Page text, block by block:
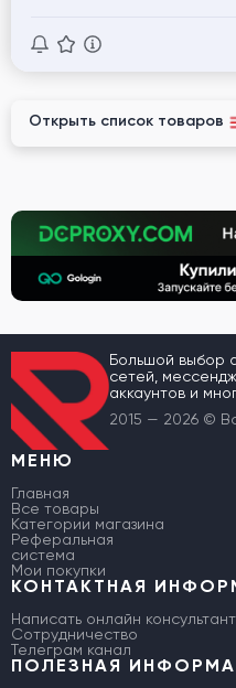
Открыть список товаров
Большой выбор
сетей,
аккаунтов и
2015 — 2026 ©
МЕНЮ
Главная
Все товары
Категории магазина
Реферальная
система
Мои покупки
КОНТАКТНАЯ
Написать онлайн
Сотрудничество
Телеграм канал
ПОЛЕЗНАЯ